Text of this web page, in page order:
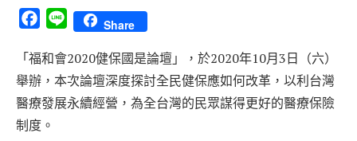
Facebook
Line Share
「福和會2020健保國是論壇」，於2020年10月3日（六）
舉辦，本次論壇深度探討全民健保應如何改革，以利台灣
醫療發展永續經營，為全台灣的民眾謀得更好的醫療保險
制度。